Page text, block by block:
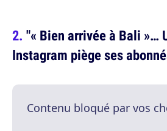
"« Bien arrivée à Bali »…
Instagram piège ses
Contenu bloqué par vos